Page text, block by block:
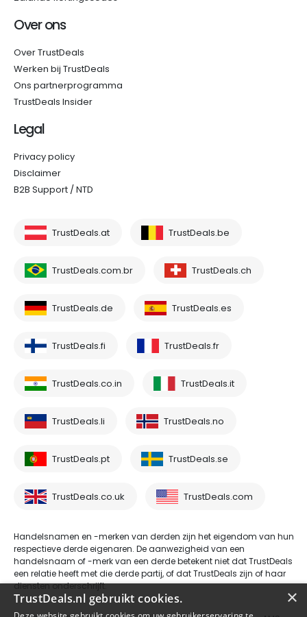
Over ons
Over TrustDeals
Werken bij TrustDeals
Ons partnerprogramma
TrustDeals Insider
Legal
Privacy policy
Disclaimer
B2B Support / NTD
TrustDeals.at TrustDeals.be
TrustDeals.com.br TrustDeals.ch
TrustDeals.de TrustDeals.es
TrustDeals.fi TrustDeals.fr
TrustDeals.co.in TrustDeals.it
TrustDeals.li TrustDeals.no
TrustDeals.pt TrustDeals.se
TrustDeals.co.uk TrustDeals.com
Handelsnamen en -merken van derden zijn het eigendom van hun
respectieve derde eigenaren. De aanwezigheid van een
handelsnaam of -merk van een derde betekent niet dat TrustDeals
een relatie heeft met die derde partij, of dat TrustDeals zijn of haar
diensten onderschrijft.
×
TrustDeals.nl gebruikt cookies.